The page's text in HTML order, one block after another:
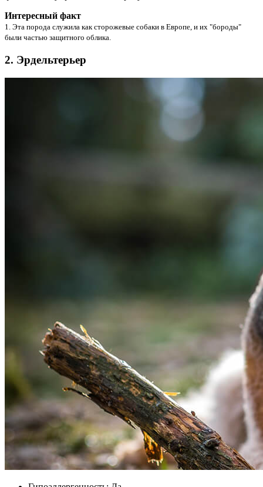
Интересный факт
1. Эта порода служила как сторожевые собаки в Европе, и их "бороды"
были частью защитного облика.
2. Эрдельтерьер